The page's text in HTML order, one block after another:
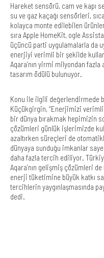
Hareket sensörü, cam ve kapı
su ve gaz kaçağı sensörleri,
kolayca monte edilebilen
sıra Apple HomeKit, ogle
üçüncü parti uygulamalarla da
enerjiyi verimli bir şekilde
Aqara’nın yirmi milyondan
tasarım ödülü bulunuyor.
Konu ile ilgili değerlendirmede
Küçükgirgin, “Enerjimizi
bir dünya bırakmak hepimizin
çözümleri günlük işlerimizde
azaltırken süreçleri de
dünyaya sunduğu imkanlar
daha fazla tercih ediliyor.
Aqara’nın gelişmiş çözümleri
enerji tüketimine büyük katkı
tercihlerin yaygınlaşmasında
dedi.